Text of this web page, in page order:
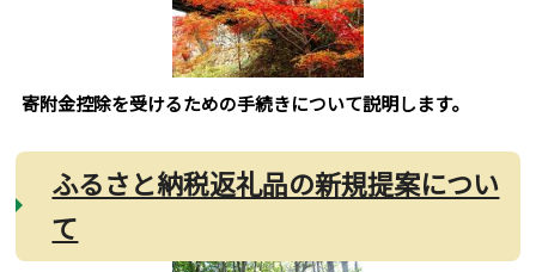
寄附金控除を受けるための手続きについて説明します。
ふるさと納税返礼品の新規提案につい
て